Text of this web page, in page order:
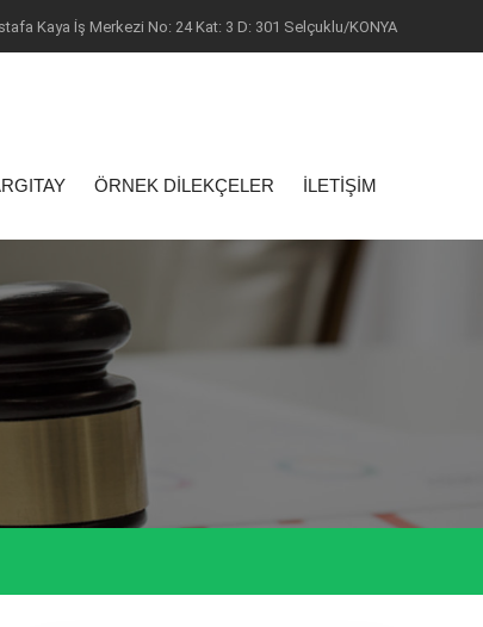
Kaya İş Merkezi No: 24 Kat: 3 D: 301 Selçuklu/KONYA
ÖRNEK DİLEKÇELER İLETİŞİM